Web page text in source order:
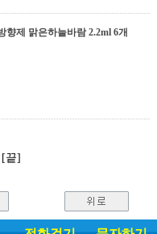
향제 맑은하늘바람 2.2ml 6개
[끝]